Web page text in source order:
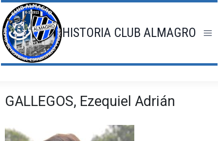
Saltar
al
contenido
HISTORIA CLUB ALMAGRO
GALLEGOS, Ezequiel Adrián